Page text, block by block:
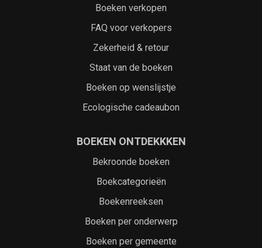
Boeken verkopen
FAQ voor verkopers
Zekerheid & retour
Staat van de boeken
Boeken op wenslijstje
Ecologische cadeaubon
BOEKEN ONTDEKKKEN
Bekroonde boeken
Boekcategorieën
Boekenreeksen
Boeken per onderwerp
Boeken per gemeente